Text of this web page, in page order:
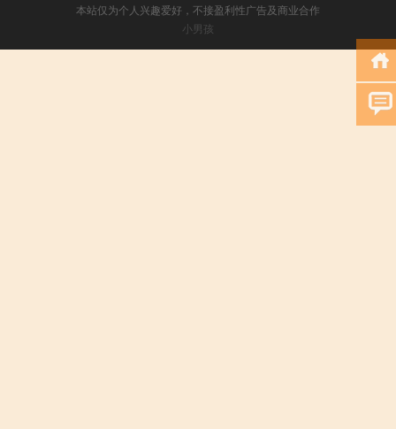
本站仅为个人兴趣爱好，不接盈利性广告及商业合作
小男孩